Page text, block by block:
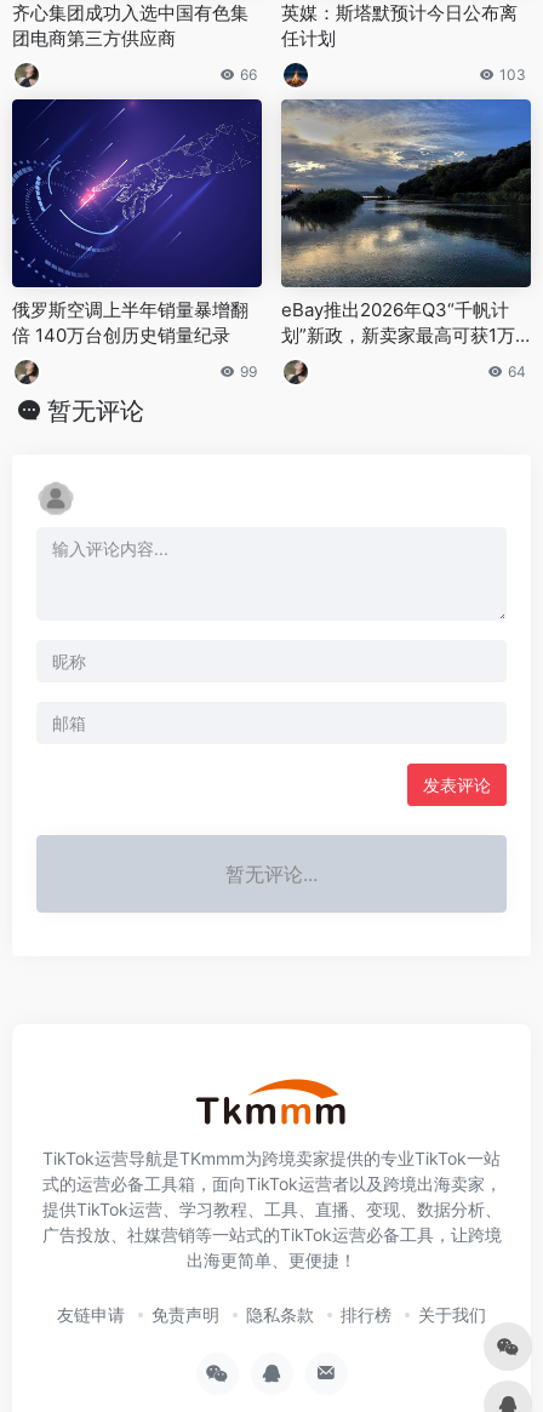
齐心集团成功入选中国有色集
团电商第三方供应商
66
英媒：斯塔默预计今日公布离
任计划
103
‌俄罗斯空调上半年销量暴增翻
倍 140万台创历史销量纪录‌
99
eBay推出2026年Q3“千帆计
划”新政，新卖家最高可获1万
美元成交费返还
64
暂无评论
发表评论
暂无评论...
TikTok运营导航是TKmmm为跨境卖家提供的专业TikTok一站
式的运营必备工具箱，面向TikTok运营者以及跨境出海卖家，
提供TikTok运营、学习教程、工具、直播、变现、数据分析、
广告投放、社媒营销等一站式的TikTok运营必备工具，让跨境
出海更简单、更便捷！
友链申请 免责声明 隐私条款 排行榜 关于我们